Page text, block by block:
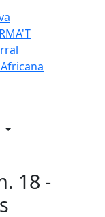
18 -